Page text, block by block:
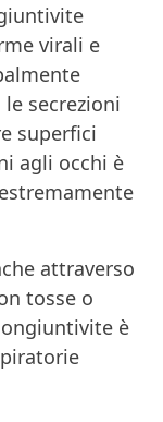
virali e
secrezioni
superfici
agli occhi è
attraverso
tosse o
è